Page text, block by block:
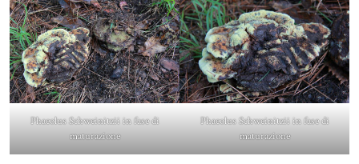
Phaeolus Schweinitzii in fase di
maturazione
Phaeolus Schweinitzii in fase di
maturazione